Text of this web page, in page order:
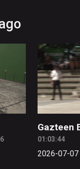
Gazteen
01:03:44
2026-07-07